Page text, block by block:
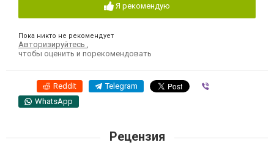
Я рекомендую
Пока никто не рекомендует
Авторизируйтесь ,
чтобы оценить и порекомендовать
Reddit Telegram
WhatsApp
Рецензия